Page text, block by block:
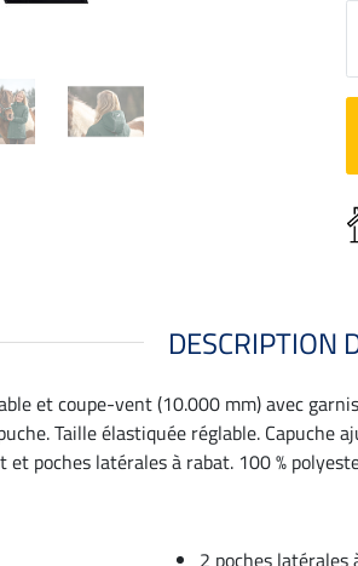
DESCRIPTION
et coupe-vent (10.000 mm) avec
Taille élastiquée réglable.
poches latérales à rabat. 100 %
2 poches latérales